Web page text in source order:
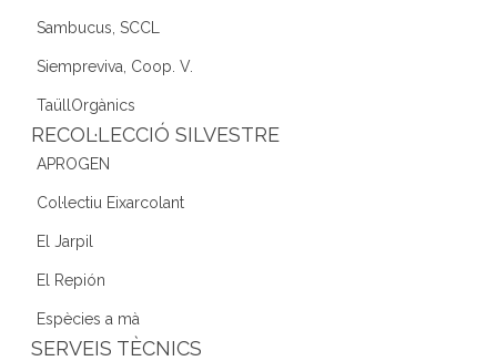
Sambucus, SCCL
Siempreviva, Coop. V.
TaüllOrgànics
RECOL·LECCIÓ SILVESTRE
APROGEN
Col·lectiu Eixarcolant
El Jarpil
El Repión
Espècies a mà
SERVEIS TÈCNICS